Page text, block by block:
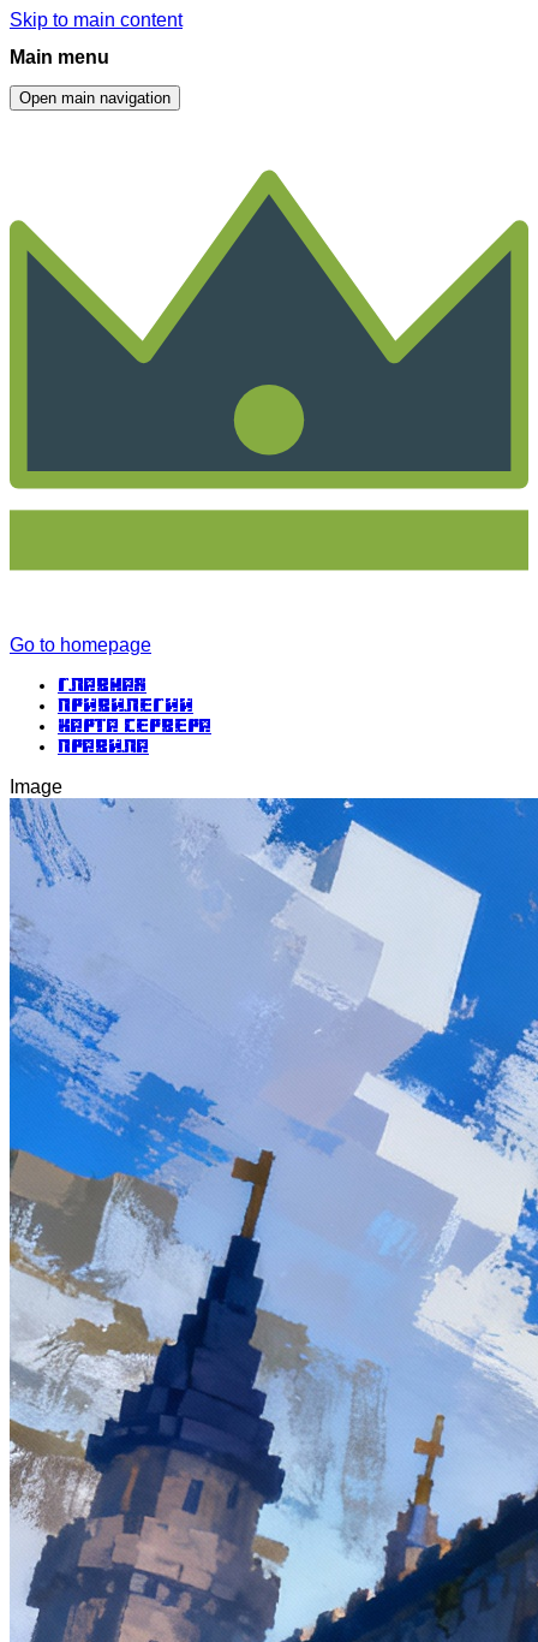
Skip to main content
Main menu
Open main navigation
Go to homepage
Главная
Привилегии
Карта сервера
Правила
Image